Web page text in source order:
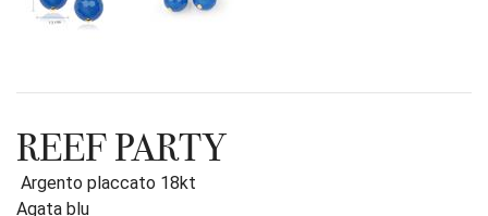
REEF PARTY
Argento placcato 18kt
Agata blu